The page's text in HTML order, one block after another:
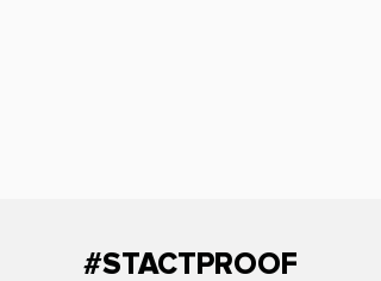
#STACTPROOF